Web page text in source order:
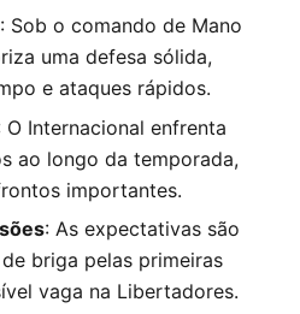
: Sob o comando de Mano
uma defesa sólida,
e ataques rápidos.
O Internacional enfrenta
ao longo da temporada,
importantes.
: As expectativas são
briga pelas primeiras
vaga na Libertadores.